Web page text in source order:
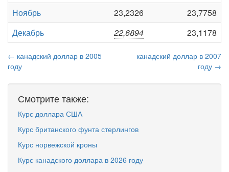
Ноябрь
23,2326
23,7758
Декабрь
22,6894 23,1178
← канадский доллар в 2005
году
канадский доллар в 2007
году →
Смотрите также:
Курс доллара США
Курс британского фунта стерлингов
Курс норвежской кроны
Курс канадского доллара в 2026 году